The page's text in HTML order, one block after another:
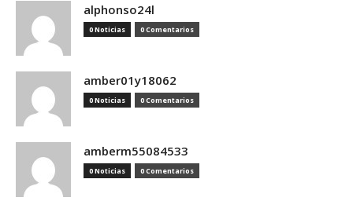
alphonso24l
0 Noticias 0 Comentarios
amber01y18062
0 Noticias 0 Comentarios
amberm55084533
0 Noticias 0 Comentarios